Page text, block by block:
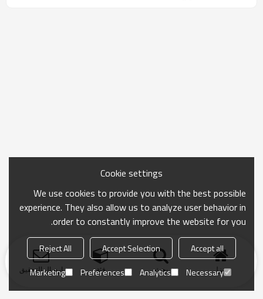
منزل بحث فئة ارسال التحقيق
Cookie settings
We use cookies to provide you with the best possible
experience. They also allow us to analyze user behavior in
order to constantly improve the website for you.
Accept all
Accept Selection
Reject All
Necessary
Analytics
Preferences
Marketing